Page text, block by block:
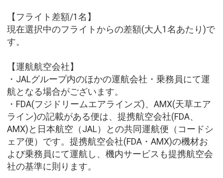
【フライト差額/1名】
現在選択中のフライトからの差額(大人1名あたり)で
す。
【運航航空会社】
・JALグループ内のほかの運航会社・乗務員にて運
航となる場合がございます。
・FDA(フジドリームエアラインズ)、AMX(天草エア
ライン)の記載がある便は、提携航空会社(FDA、
AMX)と日本航空（JAL）との共同運航便（コードシ
ェア便）です。提携航空会社(FDA・AMX)の機材お
よび乗務員にて運航し、機内サービスも提携航空会
社の基準に則ります。